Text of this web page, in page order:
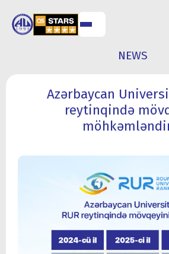
RESEARCH
ACTIVITY
NEWS
Azərbaycan
reytinqində